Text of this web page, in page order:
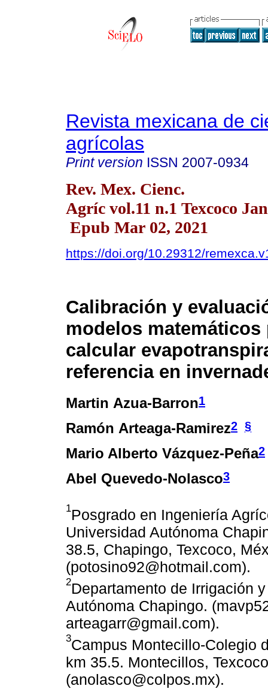
Revista mexicana de
agrícolas
Print version ISSN 2007-0934
Rev. Mex. Cienc.
Agríc vol.11 n.1 Texcoco
Epub Mar 02, 2021
https://doi.org/10.29312/
Calibración y
modelos matemáticos
calcular
referencia en
Martin Azua-Barron1
Ramón Arteaga-Ramirez2 §
Mario Alberto Vázquez-Peña2
Abel Quevedo-Nolasco3
1Posgrado en Ingeniería
Universidad Autónoma
38.5, Chapingo, Texcoco,
(potosino92@hotmail.com).
2Departamento de Irrigación
Autónoma Chapingo.
arteagarr@gmail.com).
3Campus Montecillo-Colegio
km 35.5. Montecillos,
(anolasco@colpos.mx).